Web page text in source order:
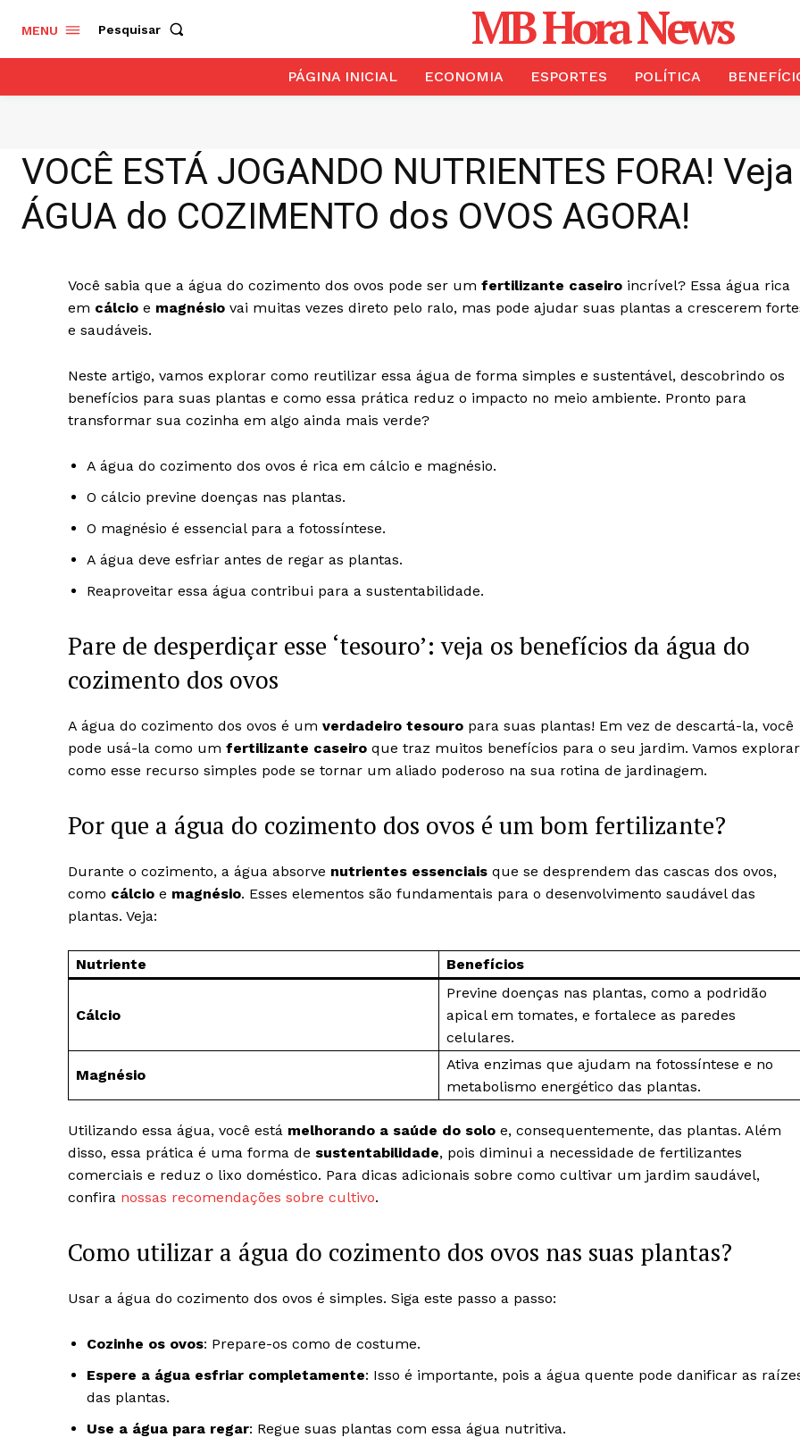
MENU Pesquisar MB Hora News
PÁGINA INICIAL ECONOMIA ESPORTES POLÍTICA
VOCÊ ESTÁ JOGANDO NUTRIENTES FORA!
ÁGUA do COZIMENTO dos OVOS AGORA!
Você sabia que a água do cozimento dos ovos pode ser um fertilizante caseiro incrível? Essa água rica
em cálcio e magnésio vai muitas vezes direto pelo ralo, mas pode ajudar suas plantas a crescerem
e saudáveis.
Neste artigo, vamos explorar como reutilizar essa água de forma simples e sustentável, descobrindo os
benefícios para suas plantas e como essa prática reduz o impacto no meio ambiente. Pronto para
transformar sua cozinha em algo ainda mais verde?
A água do cozimento dos ovos é rica em cálcio e magnésio.
O cálcio previne doenças nas plantas.
O magnésio é essencial para a fotossíntese.
A água deve esfriar antes de regar as plantas.
Reaproveitar essa água contribui para a sustentabilidade.
Pare de desperdiçar esse ‘tesouro’: veja os benefícios da água do
cozimento dos ovos
A água do cozimento dos ovos é um verdadeiro tesouro para suas plantas! Em vez de descartá-la, você
pode usá-la como um fertilizante caseiro que traz muitos benefícios para o seu jardim. Vamos explorar
como esse recurso simples pode se tornar um aliado poderoso na sua rotina de jardinagem.
Por que a água do cozimento dos ovos é um bom fertilizante?
Durante o cozimento, a água absorve nutrientes essenciais que se desprendem das cascas dos ovos,
como cálcio e magnésio. Esses elementos são fundamentais para o desenvolvimento saudável das
plantas. Veja:
Nutriente Benefícios
Cálcio
Previne doenças nas plantas, como a podridão
apical em tomates, e fortalece as paredes
celulares.
Magnésio
Ativa enzimas que ajudam na fotossíntese e no
metabolismo energético das plantas.
Utilizando essa água, você está melhorando a saúde do solo e, consequentemente, das plantas. Além
disso, essa prática é uma forma de sustentabilidade, pois diminui a necessidade de fertilizantes
comerciais e reduz o lixo doméstico. Para dicas adicionais sobre como cultivar um jardim saudável,
confira nossas recomendações sobre cultivo.
Como utilizar a água do cozimento dos ovos nas suas plantas?
Usar a água do cozimento dos ovos é simples. Siga este passo a passo:
Cozinhe os ovos: Prepare-os como de costume.
Espere a água esfriar completamente: Isso é importante, pois a água quente pode danificar as
das plantas.
Use a água para regar: Regue suas plantas com essa água nutritiva.